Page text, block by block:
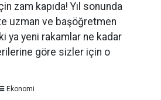
zam kapıda! Yıl sonunda
uzman ve başöğretmen
ya yeni rakamlar ne kadar
göre sizler için o
Ekonomi